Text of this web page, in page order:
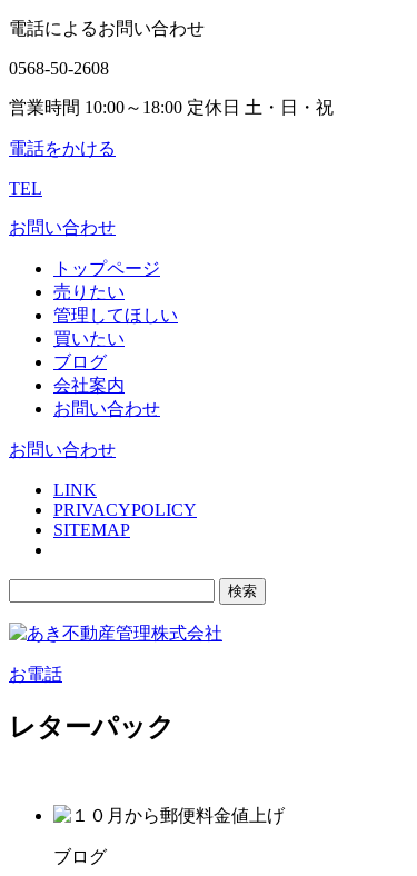
電話によるお問い合わせ
0568-50-2608
営業時間 10:00～18:00 定休日 土・日・祝
電話をかける
TEL
お問い合わせ
トップページ
売りたい
管理してほしい
買いたい
ブログ
会社案内
お問い合わせ
お問い合わせ
LINK
PRIVACYPOLICY
SITEMAP
お電話
レターパック
ブログ